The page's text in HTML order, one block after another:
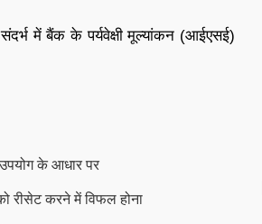
में बैंक के पर्यवेक्षी मूल्यांकन (आईएसई)
के आधार पर
रीसेट करने में विफल होना